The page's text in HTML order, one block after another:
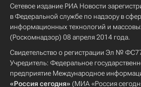
Сетевое издание РИА Новости
в Федеральной службе по надзору в
информационных технологий и
(Роскомнадзор) 08 апреля 2014 года.
Свидетельство о регистрации Эл №
Учредитель: Федеральное
предприятие Международное
«Россия сегодня» (МИА «Россия